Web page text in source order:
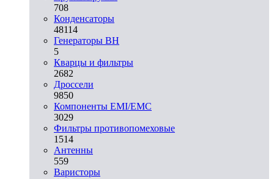
708
Конденсаторы
48114
Генераторы ВН
5
Кварцы и фильтры
2682
Дроссели
9850
Компоненты EMI/EMC
3029
Фильтры противопомеховые
1514
Антенны
559
Варисторы